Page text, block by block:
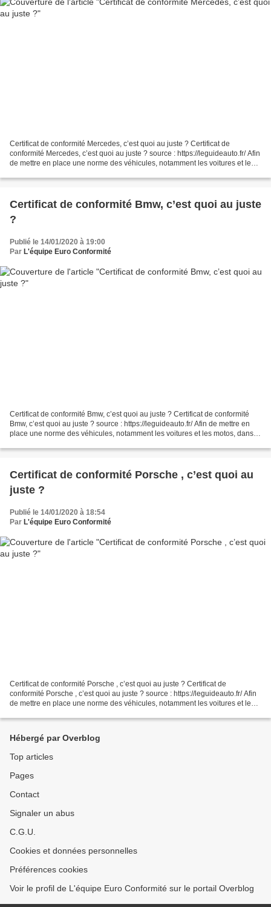
Certificat de conformité Mercedes, c’est quoi au juste ? Certificat de
conformité Mercedes, c’est quoi au juste ? source : https://leguideauto.fr/ Afin
de mettre en place une norme des véhicules, notamment les voitures et les
Certificat de conformité Bmw, c’est quoi au juste
?
Publié le 14/01/2020 à 19:00
Par L'équipe Euro Conformité
Certificat de conformité Bmw, c’est quoi au juste ? Certificat de conformité
Bmw, c’est quoi au juste ? source : https://leguideauto.fr/ Afin de mettre en
place une norme des véhicules, notamment les voitures et les motos, dans
Certificat de conformité Porsche , c’est quoi au
juste ?
Publié le 14/01/2020 à 18:54
Par L'équipe Euro Conformité
Certificat de conformité Porsche , c’est quoi au juste ? Certificat de
conformité Porsche , c’est quoi au juste ? source : https://leguideauto.fr/ Afin
de mettre en place une norme des véhicules, notamment les voitures et les
Hébergé par Overblog
Top articles
Pages
Contact
Signaler un abus
C.G.U.
Cookies et données personnelles
Préférences cookies
Voir le profil de L'équipe Euro Conformité sur le portail Overblog